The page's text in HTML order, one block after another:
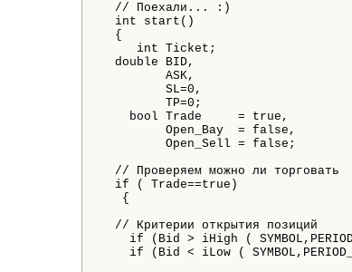
// Поехали... :)
int start ( )
{
int Ticket ;
double BID,
ASK,
SL=0 ,
TP=0 ;
bool Trade = true ,
Open_Bay = false ,
Open_Sell = false ;
// Проверяем можно ли торговать
if
( Trade==true )
{
// Критерии открытия позиций
if
( Bid > iHigh ( SYMBOL ,
if
( Bid < iLow ( SYMBOL ,